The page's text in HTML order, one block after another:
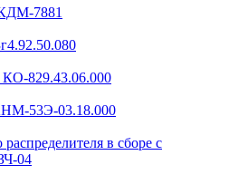
7881
КО-829.43.06.000
53Э-03.18.000
в сборе с
04